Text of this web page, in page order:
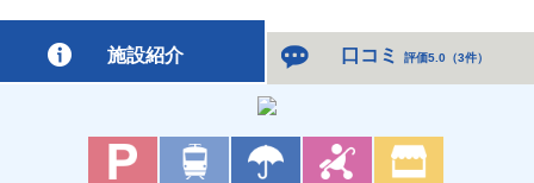
施設紹介 口コミ 評価5.0 （3件）